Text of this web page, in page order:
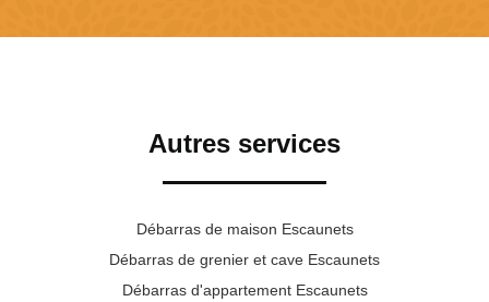
Autres services
Débarras de maison Escaunets
Débarras de grenier et cave Escaunets
Débarras d'appartement Escaunets